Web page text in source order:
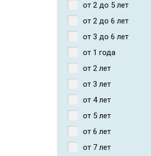
от 2 до 5 лет
от 2 до 6 лет
от 3 до 6 лет
от 1 года
от 2 лет
от 3 лет
от 4 лет
от 5 лет
от 6 лет
от 7 лет